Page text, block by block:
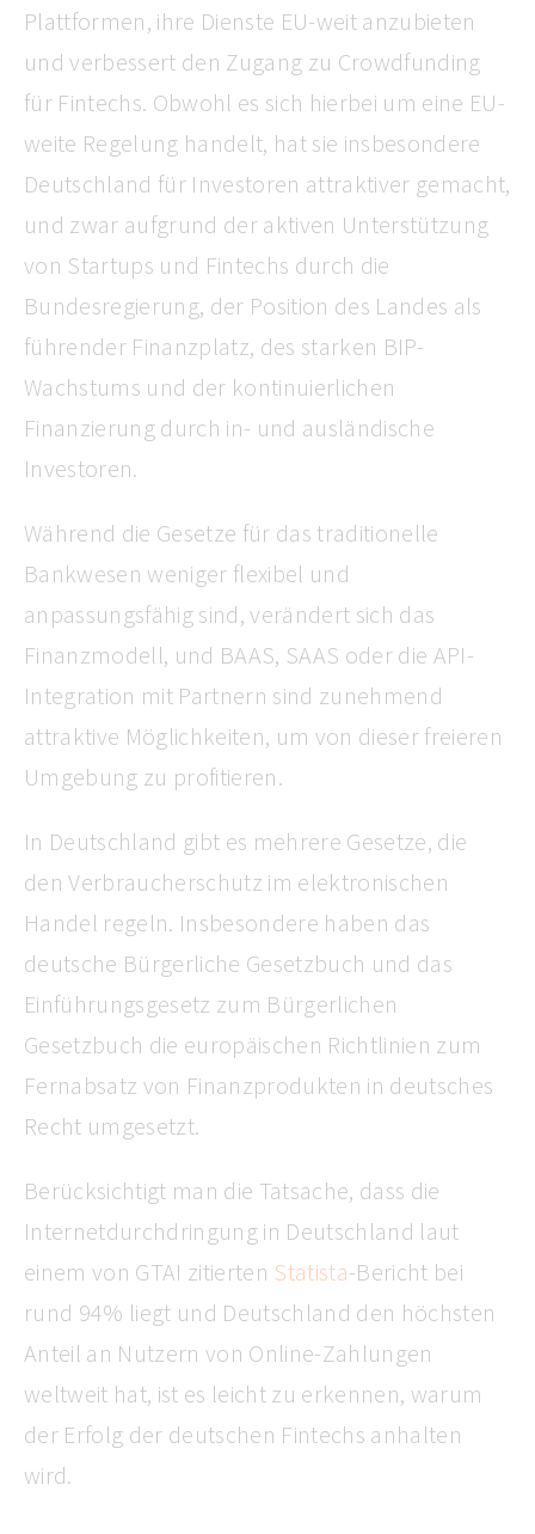
Plattformen, ihre Dienste EU-weit anzubieten
und verbessert den Zugang zu Crowdfunding
für Fintechs. Obwohl es sich hierbei um eine EU-
weite Regelung handelt, hat sie insbesondere
Deutschland für Investoren attraktiver gemacht,
und zwar aufgrund der aktiven Unterstützung
von Startups und Fintechs durch die
Bundesregierung, der Position des Landes als
führender Finanzplatz, des starken BIP-
Wachstums und der kontinuierlichen
Finanzierung durch in- und ausländische
Investoren.
Während die Gesetze für das traditionelle
Bankwesen weniger flexibel und
anpassungsfähig sind, verändert sich das
Finanzmodell, und BAAS, SAAS oder die API-
Integration mit Partnern sind zunehmend
attraktive Möglichkeiten, um von dieser freieren
Umgebung zu profitieren.
In Deutschland gibt es mehrere Gesetze, die
den Verbraucherschutz im elektronischen
Handel regeln. Insbesondere haben das
deutsche Bürgerliche Gesetzbuch und das
Einführungsgesetz zum Bürgerlichen
Gesetzbuch die europäischen Richtlinien zum
Fernabsatz von Finanzprodukten in deutsches
Recht umgesetzt.
Berücksichtigt man die Tatsache, dass die
Internetdurchdringung in Deutschland laut
einem von GTAI zitierten Statista-Bericht bei
rund 94% liegt und Deutschland den höchsten
Anteil an Nutzern von Online-Zahlungen
weltweit hat, ist es leicht zu erkennen, warum
der Erfolg der deutschen Fintechs anhalten
wird.